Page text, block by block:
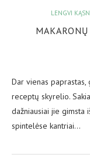
LENGVI
Dar vienas paprastas,
receptų skyrelio.
dažniausiai jie gimsta
spintelėse kantriai…